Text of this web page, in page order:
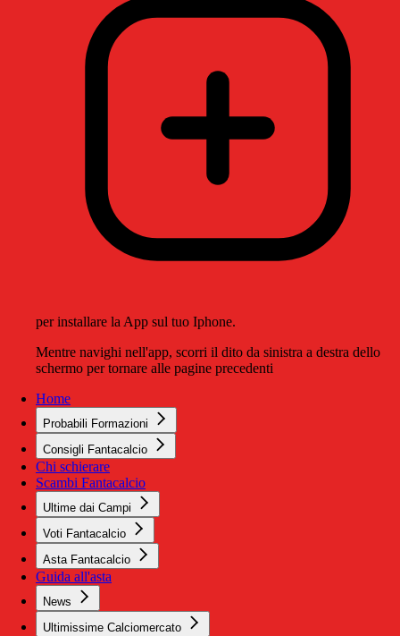
per installare la App sul tuo Iphone.
Mentre navighi nell'app, scorri il dito da sinistra a destra dello
schermo per tornare alle pagine precedenti
Home
Probabili Formazioni
Consigli Fantacalcio
Chi schierare
Scambi Fantacalcio
Ultime dai Campi
Voti Fantacalcio
Asta Fantacalcio
Guida all'asta
News
Ultimissime Calciomercato